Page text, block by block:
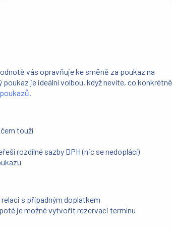
vás opravňuje ke směně za poukaz na
je ideální volbou, když nevíte, co konkrétně
.
touží
rozdílné sazby DPH (nic se nedoplácí)
s případným doplatkem
je možné vytvořit rezervaci termínu